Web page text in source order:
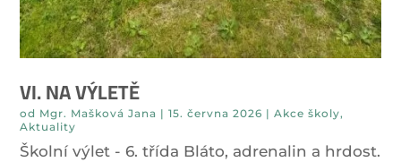
VI. NA VÝLETĚ
od Mgr. Mašková Jana | 15. června 2026 | Akce školy,
Aktuality
Školní výlet - 6. třída Bláto, adrenalin a hrdost.